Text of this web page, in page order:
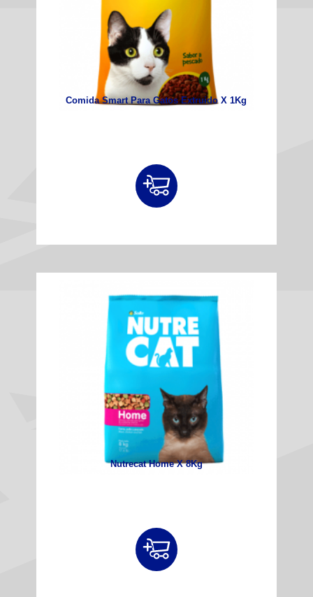
Comida Smart Para Gatos Extruido X 1Kg
Nutrecat Home X 8Kg